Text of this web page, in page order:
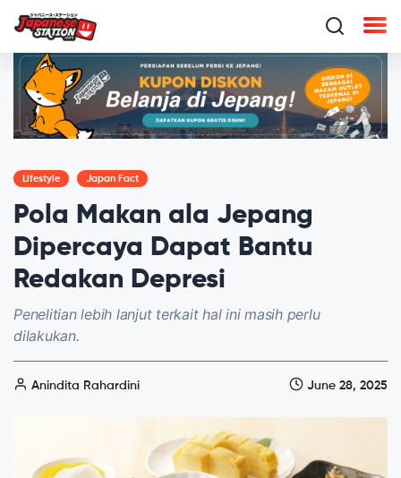
Lifestyle Japan Fact
Pola Makan ala Jepang
Dipercaya Dapat Bantu
Redakan Depresi
Penelitian lebih lanjut terkait hal ini masih perlu
dilakukan.
Anindita Rahardini June 28, 2025